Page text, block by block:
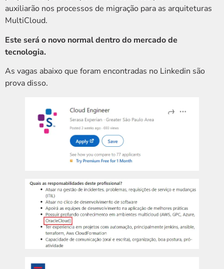
auxiliarão nos processos de migração para as arquiteturas
MultiCloud.
Este será o novo normal dentro do mercado de
tecnologia.
As vagas abaixo que foram encontradas no Linkedin são
prova disso.